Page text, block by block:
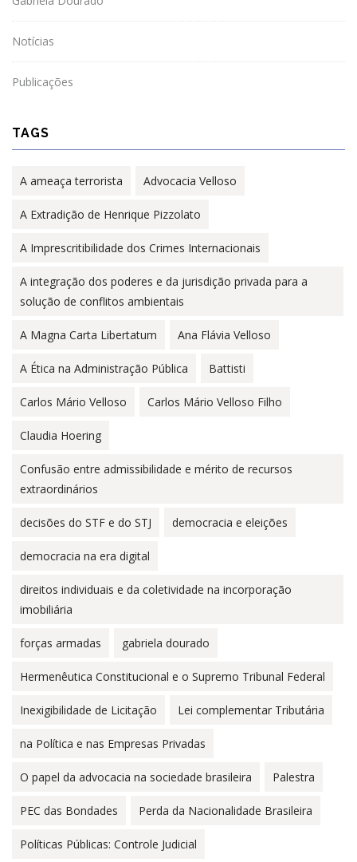
Notícias
Publicações
TAGS
A ameaça terrorista Advocacia Velloso
A Extradição de Henrique Pizzolato
A Imprescritibilidade dos Crimes Internacionais
A integração dos poderes e da jurisdição privada para a
solução de conflitos ambientais
A Magna Carta Libertatum Ana Flávia Velloso
A Ética na Administração Pública Battisti
Carlos Mário Velloso Carlos Mário Velloso Filho
Claudia Hoering
Confusão entre admissibilidade e mérito de recursos
extraordinários
decisões do STF e do STJ democracia e eleições
democracia na era digital
direitos individuais e da coletividade na incorporação
imobiliária
forças armadas gabriela dourado
Hermenêutica Constitucional e o Supremo Tribunal Federal
Inexigibilidade de Licitação Lei complementar Tributária
na Política e nas Empresas Privadas
O papel da advocacia na sociedade brasileira Palestra
PEC das Bondades Perda da Nacionalidade Brasileira
Políticas Públicas: Controle Judicial